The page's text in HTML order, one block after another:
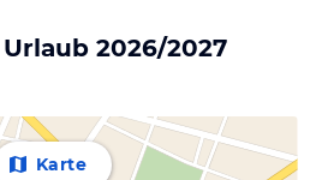
2026/2027
Karte